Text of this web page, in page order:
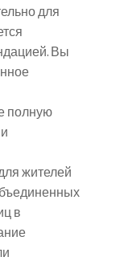
для
Вы
полную
жителей
в